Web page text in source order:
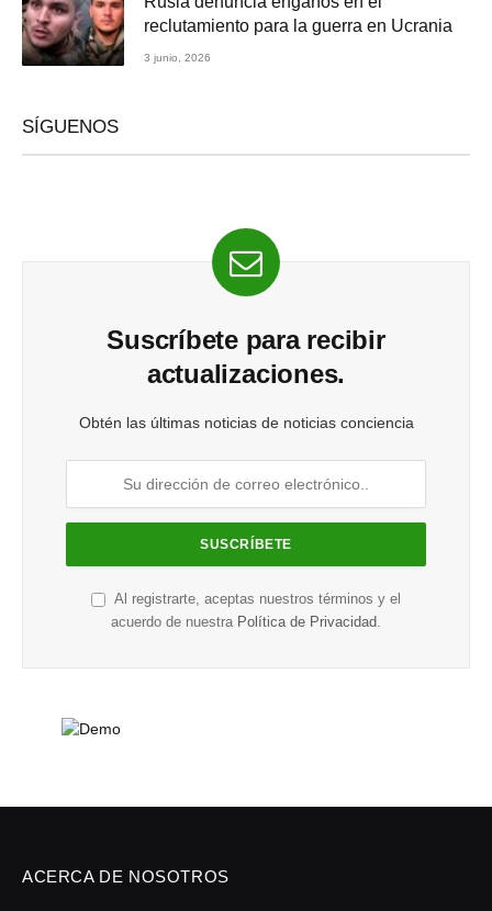
reclutamiento para la guerra en Ucrania
3 junio, 2026
SÍGUENOS
Suscríbete para recibir
actualizaciones.
Obtén las últimas noticias de noticias conciencia
Al registrarte, aceptas nuestros términos y el
acuerdo de nuestra Política de Privacidad.
ACERCA DE NOSOTROS